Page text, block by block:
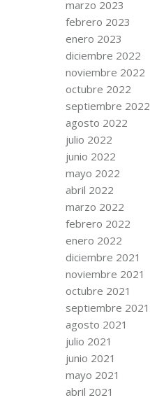
marzo 2023
febrero 2023
enero 2023
diciembre 2022
noviembre 2022
octubre 2022
septiembre 2022
agosto 2022
julio 2022
junio 2022
mayo 2022
abril 2022
marzo 2022
febrero 2022
enero 2022
diciembre 2021
noviembre 2021
octubre 2021
septiembre 2021
agosto 2021
julio 2021
junio 2021
mayo 2021
abril 2021